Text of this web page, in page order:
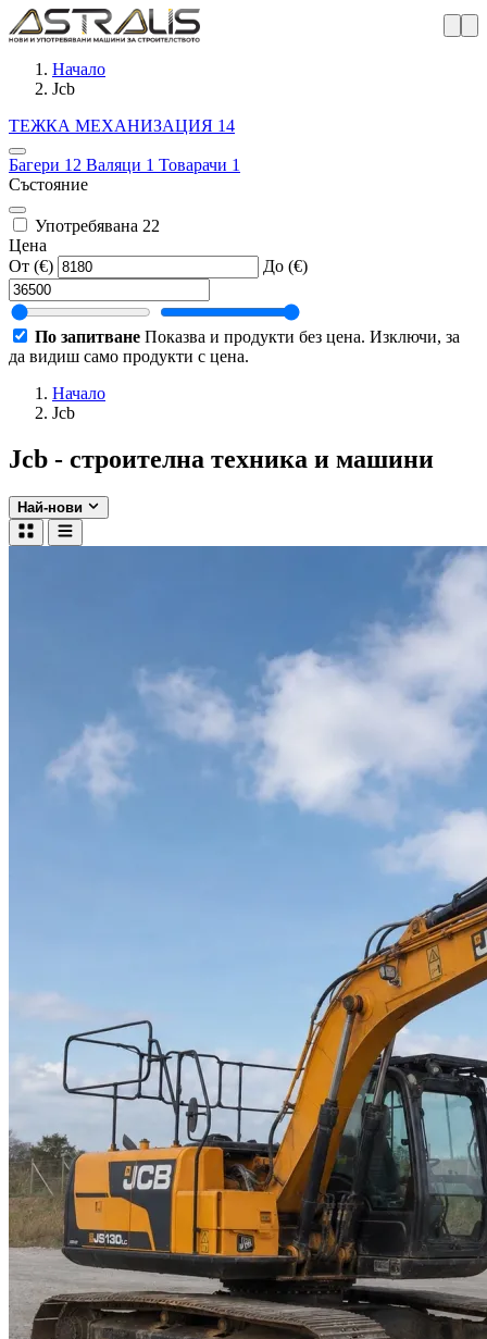
Начало
Jcb
ТЕЖКА МЕХАНИЗАЦИЯ 14
Багери 12 Валяци 1 Товарачи 1
Състояние
Употребявана 22
Цена
От (€)
До (€)
По запитване Показва и продукти без цена. Изключи, за
да видиш само продукти с цена.
Начало
Jcb
Jcb - строителна техника и машини
Най-нови